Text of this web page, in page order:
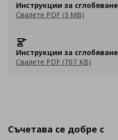
Инструкции за сглобяване
Свалете PDF (3 MB)
Инструкции за сглобяване
Свалете PDF (707 KB)
Съчетава се добре с